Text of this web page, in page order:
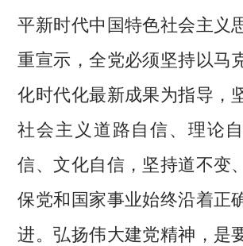
平新时代中国特色社会主义
重宣示，全党必须坚持以马
化时代化最新成果为指导，
社会主义道路自信、理论
信、文化自信，坚持道不变
保党和国家事业始终沿着正
进。弘扬伟大建党精神，是